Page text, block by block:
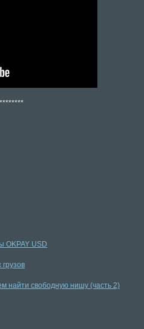
OKPAY USD
найти свободную нишу (часть 2)